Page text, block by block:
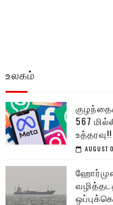
உலகம்
567
உத்தரவு!!
AUGUST